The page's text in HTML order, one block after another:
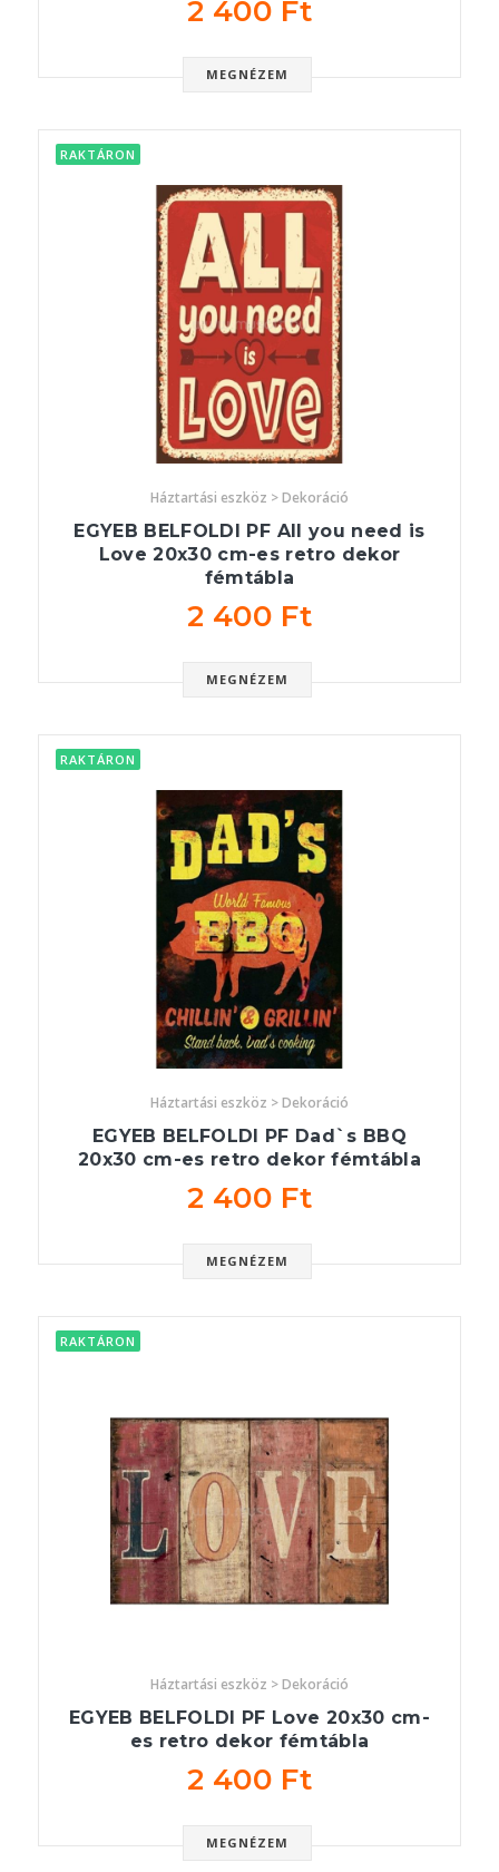
2 400 Ft
MEGNÉZEM
RAKTÁRON
Háztartási eszköz > Dekoráció
EGYEB BELFOLDI PF All you need is
Love 20x30 cm-es retro dekor
fémtábla
2 400 Ft
MEGNÉZEM
RAKTÁRON
Háztartási eszköz > Dekoráció
EGYEB BELFOLDI PF Dad`s BBQ
20x30 cm-es retro dekor fémtábla
2 400 Ft
MEGNÉZEM
RAKTÁRON
Háztartási eszköz > Dekoráció
EGYEB BELFOLDI PF Love 20x30 cm-
es retro dekor fémtábla
2 400 Ft
MEGNÉZEM